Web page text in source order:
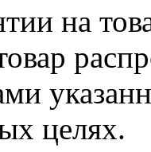
на
целях.